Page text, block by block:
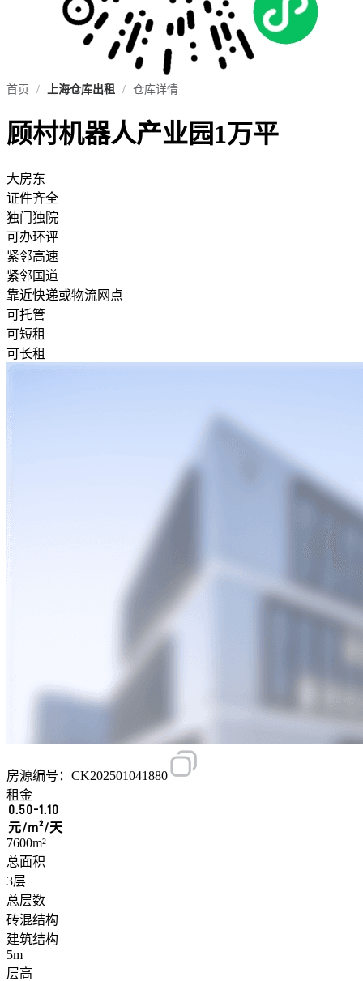
首页 / 上海仓库出租 / 仓库详情
顾村机器人产业园1万平
大房东
证件齐全
独门独院
可办环评
紧邻高速
紧邻国道
靠近快递或物流网点
可托管
可短租
可长租
房源编号：CK202501041880
租金
0.50-1.10
元/m²/天
7600m²
总面积
3层
总层数
砖混结构
建筑结构
5m
层高